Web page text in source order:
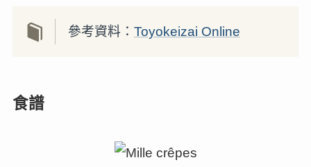
參考資料： Toyokeizai Online
食譜